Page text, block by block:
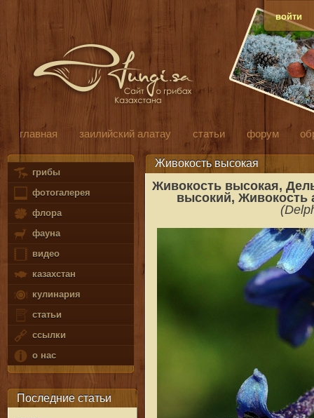
войти
главная заилийский алатау статьи форум
грибы
фотогалерея
флора
фауна
видео
казахстан
кулинария
статьи
ссылки
о нас
Последние статьи
Живокость высокая
Живокость высокая,
высокий, Живокость